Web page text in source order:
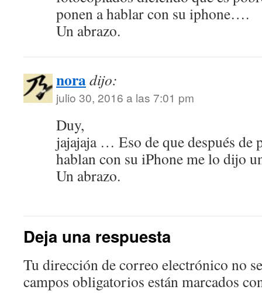
ponen a hablar con su iphone….
Un abrazo.
noradijo:
julio 30, 2016 a las 7:01 pm
Duy,
jajajaja … Eso de que después de
hablan con su iPhone me lo dijo
Un abrazo.
Deja una respuesta
Tu dirección de correo electrónico no
campos obligatorios están marcados